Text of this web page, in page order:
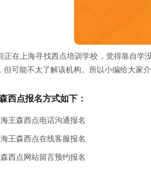
正在上海寻找西点培训学校，觉得靠自学
但可能不太了解该机构。所以小编给大家
西点报名方式如下：
王森西点电话沟通报名
王森西点在线客服报名
西点网站留言预约报名